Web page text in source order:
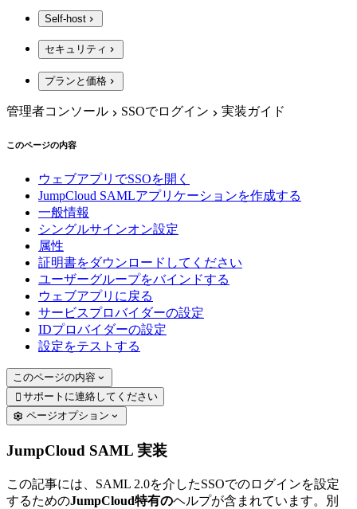
Self-host
セキュリティ
プランと価格
管理者コンソール SSOでログイン 実装ガイド
このページの内容
ウェブアプリでSSOを開く
JumpCloud SAMLアプリケーションを作成する
一般情報
シングルサインオン設定
属性
証明書をダウンロードしてください
ユーザーグループをバインドする
ウェブアプリに戻る
サービスプロバイダーの設定
IDプロバイダーの設定
設定をテストする
このページの内容
 サポートに連絡してください
ページオプション
JumpCloud SAML 実装
この記事には、SAML 2.0を介したSSOでのログインを設定
するためのJumpCloud特有のヘルプが含まれています。別